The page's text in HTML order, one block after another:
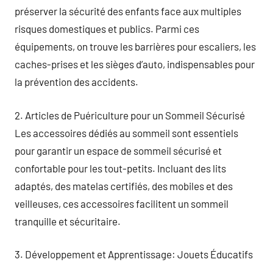
préserver la sécurité des enfants face aux multiples
risques domestiques et publics. Parmi ces
équipements, on trouve les barrières pour escaliers, les
caches-prises et les sièges d’auto, indispensables pour
la prévention des accidents.
2. Articles de Puériculture pour un Sommeil Sécurisé
Les accessoires dédiés au sommeil sont essentiels
pour garantir un espace de sommeil sécurisé et
confortable pour les tout-petits. Incluant des lits
adaptés, des matelas certifiés, des mobiles et des
veilleuses, ces accessoires facilitent un sommeil
tranquille et sécuritaire.
3. Développement et Apprentissage: Jouets Éducatifs